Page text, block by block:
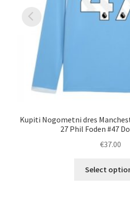
Kupiti Nogometni dres
27 Phil Foden #47
€37.00
Select